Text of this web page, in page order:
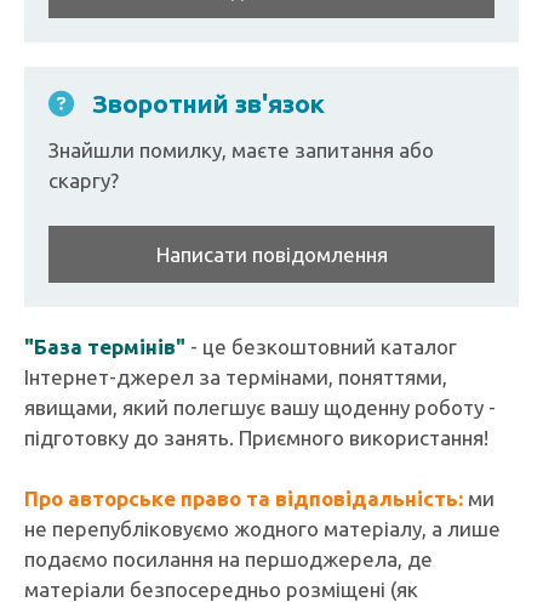
Зворотний зв'язок
Знайшли помилку, маєте запитання або
скаргу?
Написати повідомлення
"База термінів" - це безкоштовний каталог
Інтернет-джерел за термінами, поняттями,
явищами, який полегшує вашу щоденну роботу -
підготовку до занять. Приємного використання!
Про авторське право та відповідальність: ми
не перепубліковуємо жодного матеріалу, а лише
подаємо посилання на першоджерела, де
матеріали безпосередньо розміщені (як